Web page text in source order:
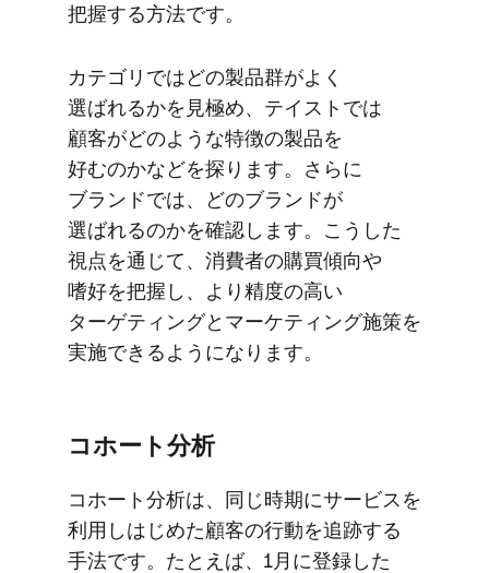
把握する​方​法です。
カテゴリでは​どの​製品群が​よく​
選ばれるかを​見極め、​テイストでは​
顧客が​どのような​特徴の​製品を​
好むのかなどを​探ります。​さらに​
ブランドでは、​どの​ブランドが​
選ばれるのかを​確認します。​こうした​
視点を​通じて、​消費者の​購買傾向や​
嗜好を​把握し、​より​精度の​高い​
ターゲティングと​マーケティング施策を​
実施できるようになります。
コホート分析
コホート分析は、​同じ​時期に​サービスを​
利用し​はじめた​顧客の​行動を​追跡する​
手法です。​たとえば、​1月に​登録した​